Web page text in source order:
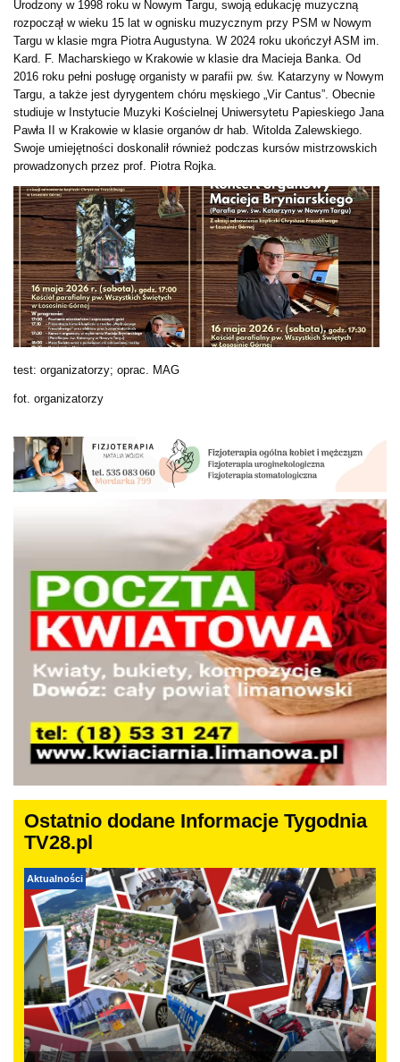
Urodzony w 1998 roku w Nowym Targu, swoją edukację muzyczną
rozpoczął w wieku 15 lat w ognisku muzycznym przy PSM w Nowym
Targu w klasie mgra Piotra Augustyna. W 2024 roku ukończył ASM im.
Kard. F. Macharskiego w Krakowie w klasie dra Macieja Banka. Od
2016 roku pełni posługę organisty w parafii pw. św. Katarzyny w Nowym
Targu, a także jest dyrygentem chóru męskiego „Vir Cantus”. Obecnie
studiuje w Instytucie Muzyki Kościelnej Uniwersytetu Papieskiego Jana
Pawła II w Krakowie w klasie organów dr hab. Witolda Zalewskiego.
Swoje umiejętności doskonalił również podczas kursów mistrzowskich
prowadzonych przez prof. Piotra Rojka.
test: organizatorzy; oprac. MAG
fot. organizatorzy
Ostatnio dodane Informacje Tygodnia
TV28.pl
Aktualności